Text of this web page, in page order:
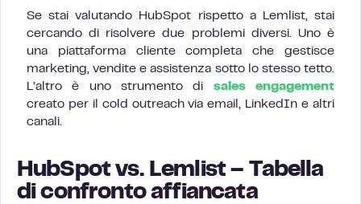
Se stai valutando HubSpot rispetto a Lemlist, stai
cercando di risolvere due problemi diversi. Uno è
una piattaforma cliente completa che gestisce
marketing, vendite e assistenza sotto lo stesso tetto.
L’altro è uno strumento di sales engagement
creato per il cold outreach via email, LinkedIn e altri
canali.
HubSpot vs. Lemlist – Tabella
di confronto affiancata